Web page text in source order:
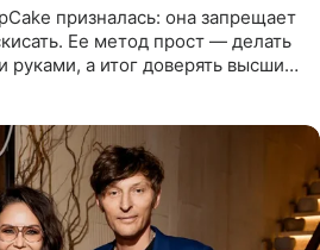
призналась: она запрещает
Ее метод прост — делать
руками, а итог доверять высшим